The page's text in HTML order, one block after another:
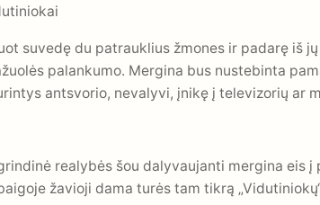
suvedę du patrauklius žmones ir padarę iš
palankumo. Mergina bus nustebinta
antsvorio, nevalyvi, įnikę į televizorių ar
realybės šou dalyvaujanti mergina eis
žavioji dama turės tam tikrą